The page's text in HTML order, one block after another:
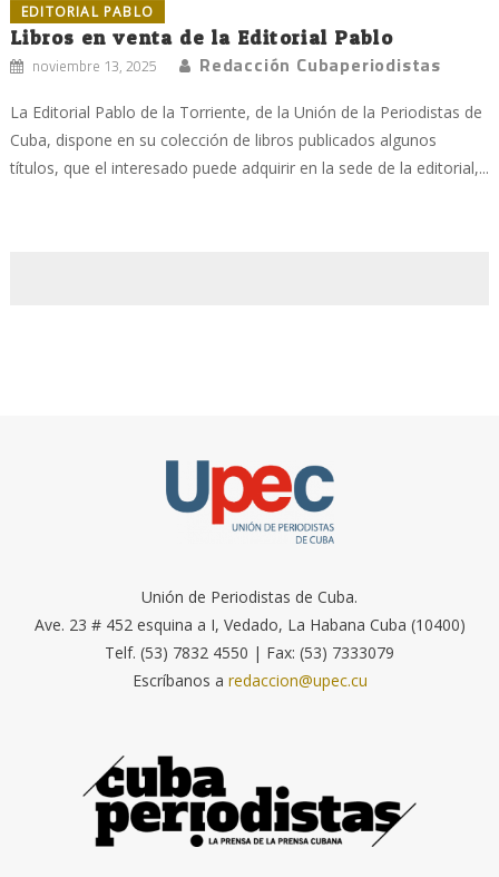
EDITORIAL PABLO
Libros en venta de la Editorial Pablo
noviembre 13, 2025 Redacción Cubaperiodistas
La Editorial Pablo de la Torriente, de la Unión de la Periodistas de
Cuba, dispone en su colección de libros publicados algunos
títulos, que el interesado puede adquirir en la sede de la editorial,...
Unión de Periodistas de Cuba.
Ave. 23 # 452 esquina a I, Vedado, La Habana Cuba (10400)
Telf. (53) 7832 4550 | Fax: (53) 7333079
Escríbanos a redaccion@upec.cu